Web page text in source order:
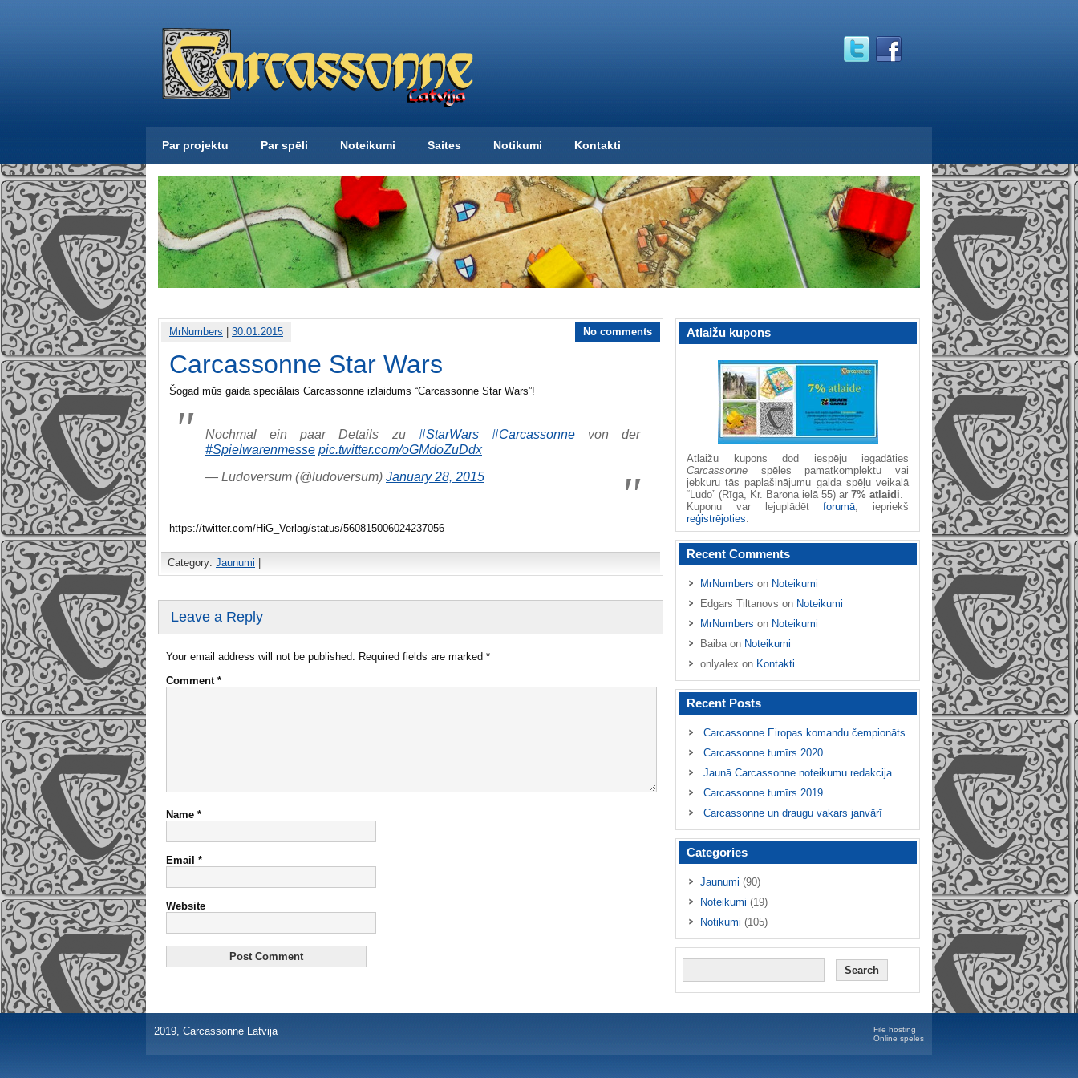
Par projektu Par spēli Noteikumi Saites Notikumi Kontakti
MrNumbers 30.01.2015 No comments
Carcassonne Star Wars
Šogad mūs gaida speciālais Carcassonne izlaidums “Carcassonne Star Wars”!
Nochmal ein paar Details zu #StarWars #Carcassonnevon der
#Spielwarenmesse pic.twitter.com/oGMdoZuDdx
— Ludoversum (@ludoversum) January 28, 2015
https://twitter.com/HiG_Verlag/status/560815006024237056
Category: Jaunumi
Leave a Reply
Your email address will not be published. Required fields are marked *
Comment *
Name *
Email *
Website
Atlaižu kupons
Atlaižu kupons dod iespēju iegadāties
Carcassonne spēles pamatkomplektu vai
jebkuru tās paplašinājumu galda spēļu veikalā
“Ludo” (Rīga, Kr. Barona ielā 55) ar 7% atlaidi.
Kuponu var lejuplādētforumā, iepriekš
reģistrējoties.
Recent Comments
MrNumbers on Noteikumi
Edgars Tiltanovs on Noteikumi
MrNumbers on Noteikumi
Baibaon Noteikumi
onlyalex on Kontakti
Recent Posts
Carcassonne Eiropas komandu čempionāts
Carcassonne turnīrs 2020
Jaunā Carcassonne noteikumu redakcija
Carcassonne turnīrs 2019
Carcassonne un draugu vakars janvārī
Categories
Jaunumi (90)
Noteikumi (19)
Notikumi (105)
2019, Carcassonne Latvija
File hosting
Online speles